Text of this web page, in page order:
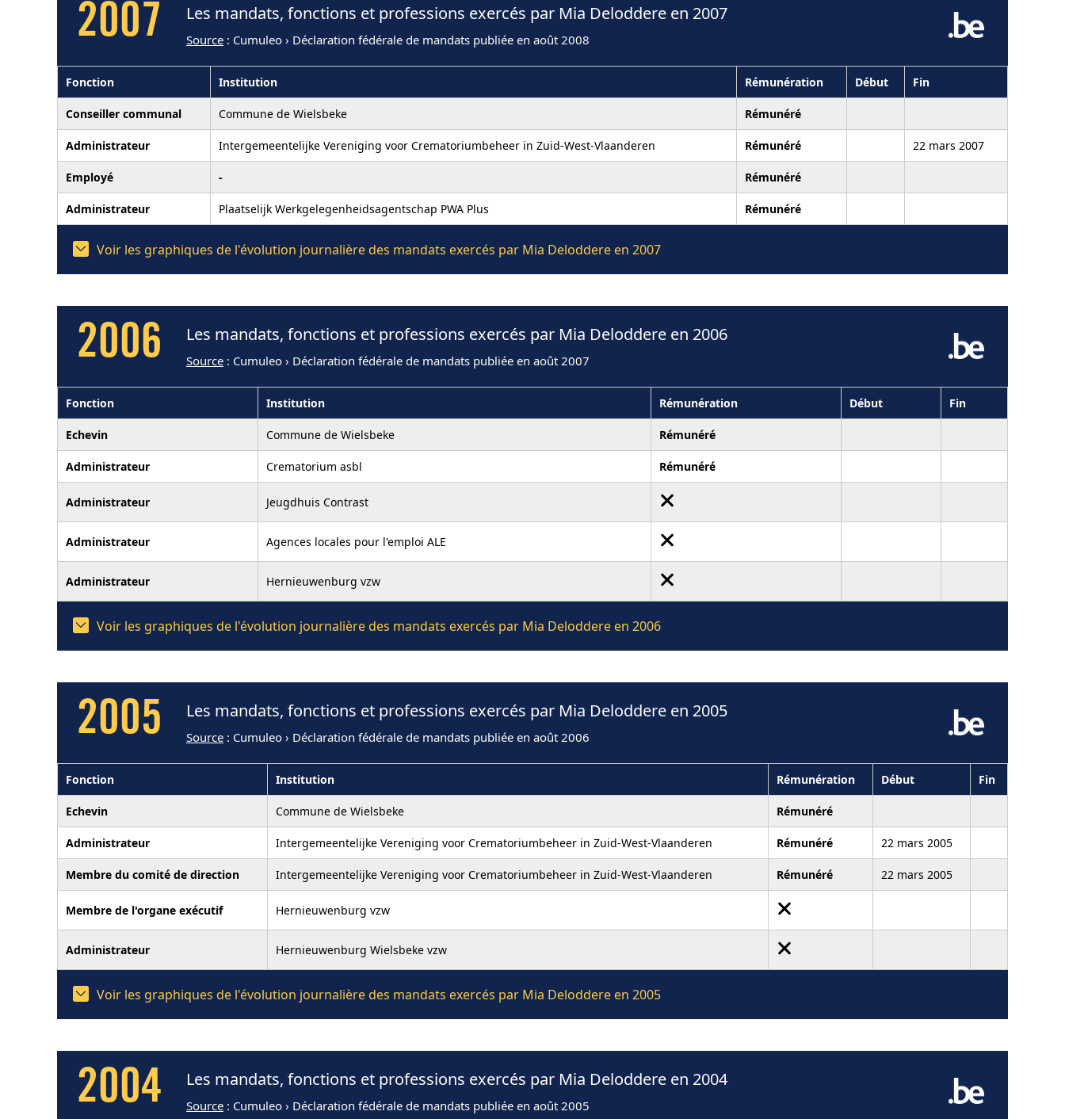
2007 Les mandats, fonctions et professions exercés par Mia Deloddere en 2007
Source : Cumuleo › Déclaration fédérale de mandats publiée en août 2008
Fonction Institution Rémunération Début Fin
Conseiller communal Commune de Wielsbeke Rémunéré
Administrateur Intergemeentelijke Vereniging voor Crematoriumbeheer in Zuid-West-Vlaanderen Rémunéré 22 mars 2007
Employé - Rémunéré
Administrateur Plaatselijk Werkgelegenheidsagentschap PWA Plus Rémunéré
Voir les graphiques de l'évolution journalière des mandats exercés par Mia Deloddere en 2007
2006 Les mandats, fonctions et professions exercés par Mia Deloddere en 2006
Source : Cumuleo › Déclaration fédérale de mandats publiée en août 2007
Fonction Institution Rémunération Début Fin
Echevin Commune de Wielsbeke Rémunéré
Administrateur Crematorium asbl Rémunéré
Administrateur Jeugdhuis Contrast
Administrateur Agences locales pour l'emploi ALE
Administrateur Hernieuwenburg vzw
Voir les graphiques de l'évolution journalière des mandats exercés par Mia Deloddere en 2006
2005 Les mandats, fonctions et professions exercés par Mia Deloddere en 2005
Source : Cumuleo › Déclaration fédérale de mandats publiée en août 2006
Fonction Institution Rémunération Début Fin
Echevin Commune de Wielsbeke Rémunéré
Administrateur Intergemeentelijke Vereniging voor Crematoriumbeheer in Zuid-West-Vlaanderen Rémunéré 22 mars 2005
Membre du comité de direction Intergemeentelijke Vereniging voor Crematoriumbeheer in Zuid-West-Vlaanderen Rémunéré 22 mars 2005
Membre de l'organe exécutif Hernieuwenburg vzw
Administrateur Hernieuwenburg Wielsbeke vzw
Voir les graphiques de l'évolution journalière des mandats exercés par Mia Deloddere en 2005
2004 Les mandats, fonctions et professions exercés par Mia Deloddere en 2004
Source : Cumuleo › Déclaration fédérale de mandats publiée en août 2005